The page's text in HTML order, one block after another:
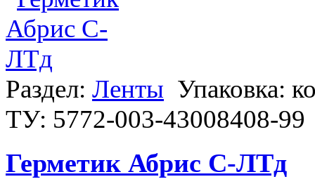
Раздел: Ленты Упаковка:
ТУ: 5772-003-43008408-99
Герметик Абрис С-ЛТд